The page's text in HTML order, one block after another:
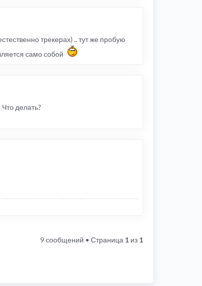
трекерах) .. тут же пробую
само собой
делать?
9 сообщений • Страница 1 из 1